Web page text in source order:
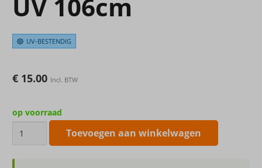
UV-BESTENDIG
€ 15.00 Incl. BTW
op voorraad
Kunsthangplant
hibernica
Toevoegen aan winkelwagen